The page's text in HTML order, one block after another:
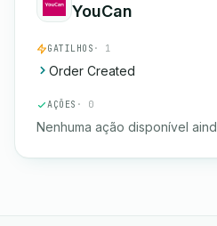
YouCan
GATILHOS · 1
Order Created
AÇÕES · 0
Nenhuma ação disponível